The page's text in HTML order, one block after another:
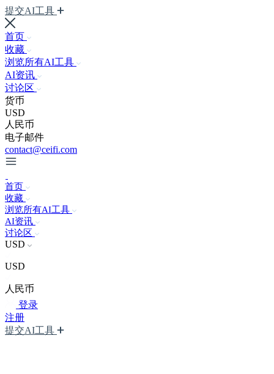
提交AI工具
首页
收藏
浏览所有AI工具
AI资讯
讨论区
货币
USD
人民币
电子邮件
contact@ceifi.com
首页
收藏
浏览所有AI工具
AI资讯
讨论区
USD
USD
人民币
登录
注册
提交AI工具